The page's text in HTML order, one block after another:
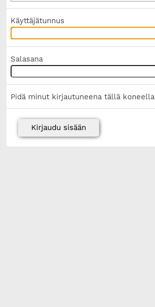
Käyttäjätunnus
Salasana
Pidä minut kirjautuneena tällä koneella